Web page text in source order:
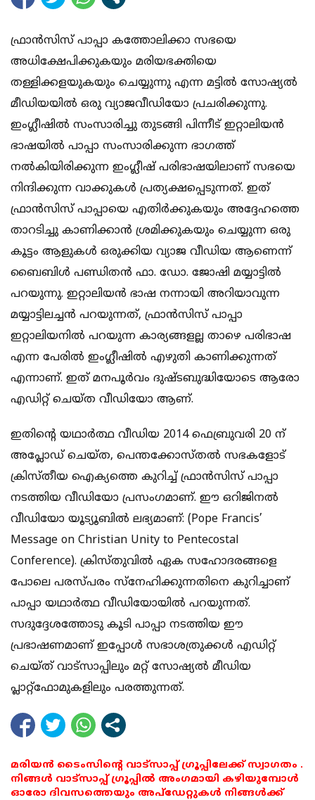
ഫ്രാന്‍സിസ് പാപ്പാ കത്തോലിക്കാ സഭയെ
അധിക്ഷേപിക്കുകയും മരിയഭക്തിയെ
തള്ളിക്കളയുകയും ചെയ്യുന്നു എന്ന മട്ടില്‍ സോഷ്യല്‍
മീഡിയയില്‍ ഒരു വ്യാജവീഡിയോ പ്രചരിക്കുന്നു.
ഇംഗ്ലീഷില്‍ സംസാരിച്ചു തുടങ്ങി പിന്നീട് ഇറ്റാലിയന്‍
ഭാഷയില്‍ പാപ്പാ സംസാരിക്കുന്ന ഭാഗത്ത്
നല്‍കിയിരിക്കുന്ന ഇംഗ്ലീഷ് പരിഭാഷയിലാണ് സഭയെ
നിന്ദിക്കുന്ന വാക്കുകള്‍ പ്രത്യക്ഷപ്പെടുന്നത്. ഇത്
ഫ്രാന്‍സിസ് പാപ്പായെ എതിര്‍ക്കുകയും അദ്ദേഹത്തെ
താറടിച്ചു കാണിക്കാന്‍ ശ്രമിക്കുകയും ചെയ്യുന്ന ഒരു
കൂട്ടം ആളുകള്‍ ഒരുക്കിയ വ്യാജ വീഡിയ ആണെന്ന്
ബൈബിള്‍ പണ്ഡിതന്‍ ഫാ. ഡോ. ജോഷി മയ്യാട്ടില്‍
പറയുന്നു. ഇറ്റാലിയന്‍ ഭാഷ നന്നായി അറിയാവുന്ന
മയ്യാട്ടിലച്ചന്‍ പറയുന്നത്, ഫ്രാന്‍സിസ് പാപ്പാ
ഇറ്റാലിയനില്‍ പറയുന്ന കാര്യങ്ങളല്ല താഴെ പരിഭാഷ
എന്ന പേരില്‍ ഇംഗ്ലീഷില്‍ എഴുതി കാണിക്കുന്നത്
എന്നാണ്. ഇത് മനപൂര്‍വം ദുഷ്ടബുദ്ധിയോടെ ആരോ
എഡിറ്റ് ചെയ്ത വീഡിയോ ആണ്.
ഇതിന്റെ യഥാര്‍ത്ഥ വീഡിയ 2014 ഫെബ്രുവരി 20 ന്
അപ്ലോഡ് ചെയ്ത, പെന്തക്കോസ്തല്‍ സഭകളോട്
ക്രിസ്തീയ ഐക്യത്തെ കുറിച്ച് ഫ്രാന്‍സിസ് പാപ്പാ
നടത്തിയ വീഡിയോ പ്രസംഗമാണ്. ഈ ഒറിജിനല്‍
വീഡിയോ യൂട്യൂബില്‍ ലഭ്യമാണ്: (Pope Francis’
Message on Christian Unity to Pentecostal
Conference). ക്രിസ്തുവില്‍ ഏക സഹോദരങ്ങളെ
പോലെ പരസ്പരം സ്‌നേഹിക്കുന്നതിനെ കുറിച്ചാണ്
പാപ്പാ യഥാര്‍ത്ഥ വീഡിയോയില്‍ പറയുന്നത്.
സദുദ്ദേശത്തോടു കൂടി പാപ്പാ നടത്തിയ ഈ
പ്രഭാഷണമാണ് ഇപ്പോള്‍ സഭാശത്രുക്കള്‍ എഡിറ്റ്
ചെയ്ത് വാട്‌സാപ്പിലും മറ്റ് സോഷ്യല്‍ മീഡിയ
പ്ലാറ്റ്‌ഫോമുകളിലും പരത്തുന്നത്.
മരിയൻ ടൈംസിന്റെ വാട്സാപ്പ് ഗ്രൂപ്പിലേക്ക് സ്വാഗതം .
നിങ്ങൾ വാട്സാപ്പ് ഗ്രൂപ്പിൽ അംഗമായി കഴിയുമ്പോൾ
ഓരോ ദിവസത്തെയും അപ്ഡേറ്റുകൾ നിങ്ങൾക്ക്